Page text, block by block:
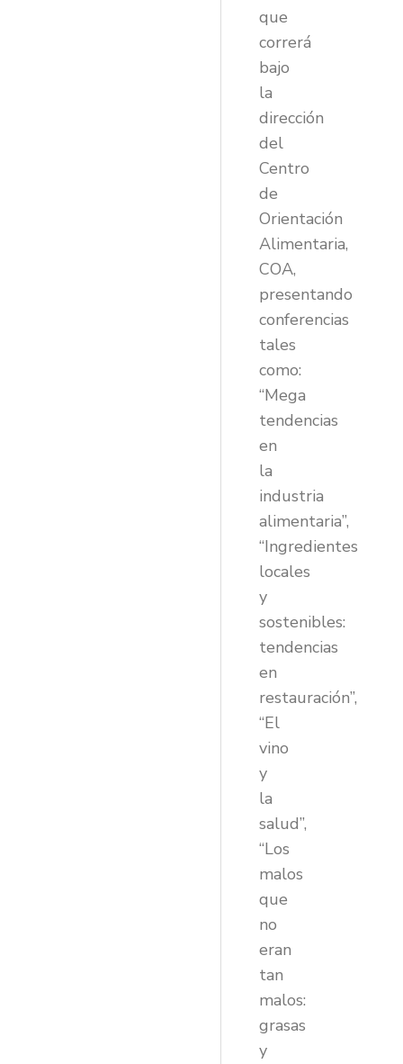
que
correrá
bajo
la
dirección
del
Centro
de
Orientación
Alimentaria,
COA,
presentando
conferencias
tales
como:
“Mega
tendencias
en
la
industria
alimentaria”,
“Ingredientes
locales
y
sostenibles:
tendencias
en
restauración”,
“El
vino
y
la
salud”,
“Los
malos
que
no
eran
tan
malos:
grasas
y